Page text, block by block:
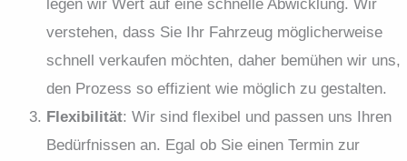
legen wir Wert auf eine schnelle Abwicklung. Wir
verstehen, dass Sie Ihr Fahrzeug möglicherweise
schnell verkaufen möchten, daher bemühen wir uns,
den Prozess so effizient wie möglich zu gestalten.
Flexibilität: Wir sind flexibel und passen uns Ihren
Bedürfnissen an. Egal ob Sie einen Termin zur